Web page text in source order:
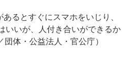
るとすぐにスマホをいじり、
いいが、人付き合いができるか
体・公益法人・官公庁）